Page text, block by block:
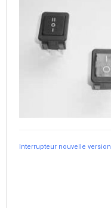
Interrupteur nouvelle version